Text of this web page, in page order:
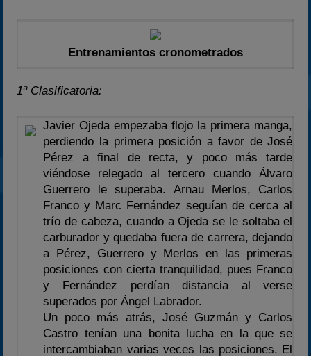
Entrenamientos cronometrados
1ª Clasificatoria:
Javier Ojeda empezaba flojo la primera manga,
perdiendo la primera posición a favor de José
Pérez a final de recta, y poco más tarde
viéndose relegado al tercero cuando Álvaro
Guerrero le superaba. Arnau Merlos, Carlos
Franco y Marc Fernández seguían de cerca al
trío de cabeza, cuando a Ojeda se le soltaba el
carburador y quedaba fuera de carrera, dejando
a Pérez, Guerrero y Merlos en las primeras
posiciones con cierta tranquilidad, pues Franco
y Fernández perdían distancia al verse
superados por Ángel Labrador.
Un poco más atrás, José Guzmán y Carlos
Castro tenían una bonita lucha en la que se
intercambiaban varias veces las posiciones. El